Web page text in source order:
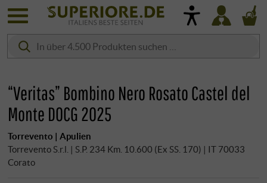
“Veritas” Bombino Nero Rosato Castel del
Monte DOCG 2025
Torrevento | Apulien
Torrevento S.r.l. | S.P. 234 Km. 10.600 (Ex SS. 170) | IT 70033
Corato